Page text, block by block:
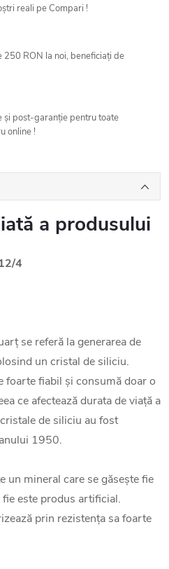
reali pe Compari !
250 RON la noi, beneficiați de
și post-garanție pentru toate
online !
a produsului
4
se referă la generarea de
un cristal de siliciu.
foarte fiabil și consumă doar o
ce afectează durata de viață a
de siliciu au fost
1950.
un mineral care se găsește fie
este produs artificial.
prin rezistența sa foarte